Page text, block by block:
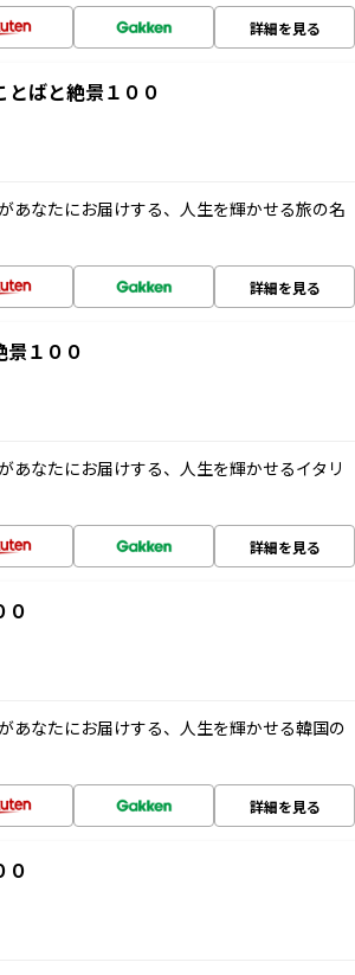
詳細を見る
ばと絶景１００
あなたにお届けする、人生を輝かせる旅の名
詳細を見る
１００
なたにお届けする、人生を輝かせるイタリ
詳細を見る
０
あなたにお届けする、人生を輝かせる韓国の
詳細を見る
０